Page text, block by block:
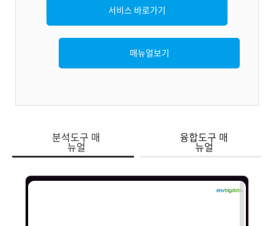
서비스 바로가기
매뉴얼보기
분석도구 매
뉴얼
융합도구 매
뉴얼